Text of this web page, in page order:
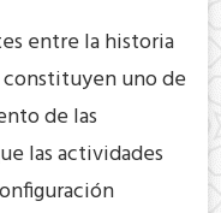
entre la historia
uno de
de las
las actividades